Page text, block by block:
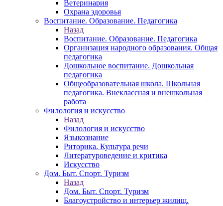
Ветеринария
Охрана здоровья
Воспитание. Образование. Педагогика
Назад
Воспитание. Образование. Педагогика
Организация народного образования. Общая
педагогика
Дошкольное воспитание. Дошкольная
педагогика
Общеобразовательная школа. Школьная
педагогика. Внеклассная и внешкольная
работа
Филология и искусство
Назад
Филология и искусство
Языкознание
Риторика. Культура речи
Литературоведение и критика
Искусство
Дом. Быт. Спорт. Туризм
Назад
Дом. Быт. Спорт. Туризм
Благоустройство и интерьер жилищ.